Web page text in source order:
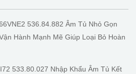
536.84.882 Âm Tủ Nhỏ Gọn
Hành Mạnh Mẽ Giúp Loại Bỏ Hoàn
533.80.027 Nhập Khẩu Âm Tủ Kết